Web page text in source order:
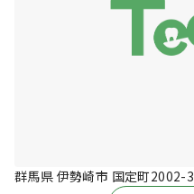
群馬県 伊勢崎市 国定町2002-3